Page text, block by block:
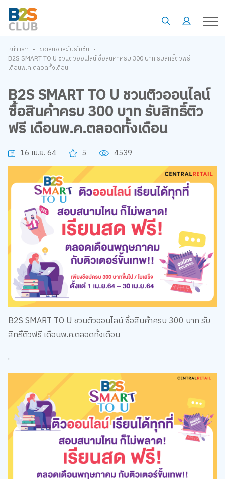
หน้าแรก • ข้อเสนอและโปรโมชั่น •
B2S SMART TO U ชวนติวออนไลน์ ซื้อสินค้าครบ 300 บาท รับสิทธิ์ติวฟรี
เดือนพ.ค.ตลอดทั้งเดือน
B2S SMART TO U ชวนติวออนไลน์
ซื้อสินค้าครบ 300 บาท รับสิทธิ์ติว
ฟรี เดือนพ.ค.ตลอดทั้งเดือน
16 เม.ย. 64 5 4539
B2S SMART TO U ชวนติวออนไลน์ ซื้อสินค้าครบ 300 บาท รับ
สิทธิ์ติวฟรี เดือนพ.ค.ตลอดทั้งเดือน
.